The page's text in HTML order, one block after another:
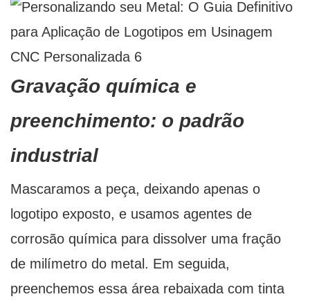
Gravação química e
preenchimento: o padrão
industrial
Mascaramos a peça, deixando apenas o
logotipo exposto, e usamos agentes de
corrosão química para dissolver uma fração
de milímetro do metal. Em seguida,
preenchemos essa área rebaixada com tinta